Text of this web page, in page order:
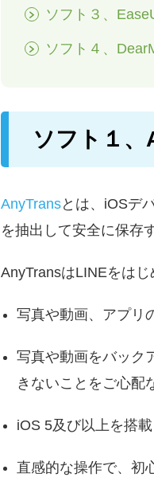
ソフト３、
ソフト４、
ソフト１
AnyTransとは、iOSデ
を抽出して安全に保存
AnyTransはLINEをは
写真や動画、アプリ
写真や動画をバック
きないことをご心配
iOS 5及び以上を搭
直感的な操作で、初